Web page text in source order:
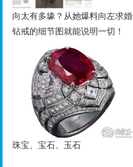
向太有多壕？从她爆料向左求婚
钻戒的细节图就能说明一切！
珠宝、宝石、玉石